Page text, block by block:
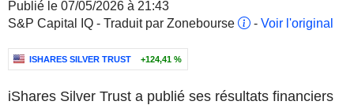
Publié le 07/05/2026 à 21:43
S&P Capital IQ - Traduit par Zonebourse
- Voir l'original
ISHARES SILVER TRUST +124,41 %
iShares Silver Trust a publié ses résultats financiers